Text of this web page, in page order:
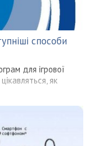
способи
для ігрової
як